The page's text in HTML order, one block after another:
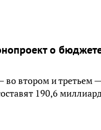
о
втором и третьем
190,6